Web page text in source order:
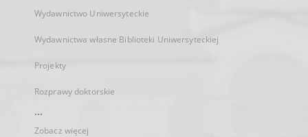
Wydawnictwo Uniwersyteckie
Wydawnictwa własne Biblioteki Uniwersyteckiej
Projekty
Rozprawy doktorskie
...
Zobacz więcej